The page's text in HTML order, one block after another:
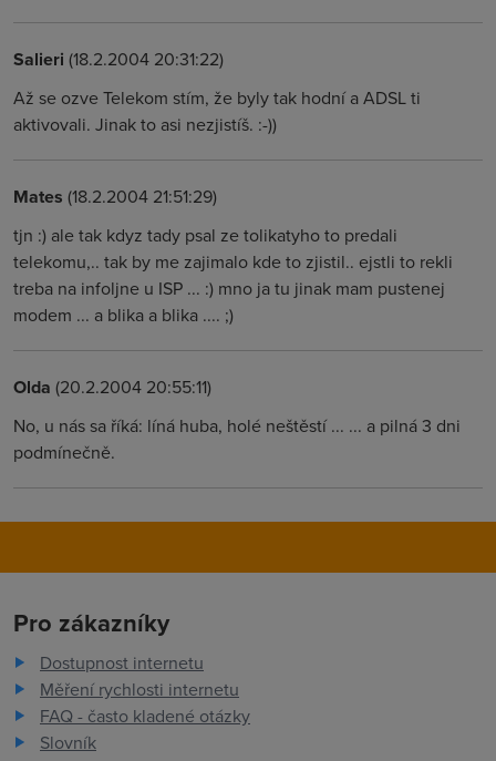
Salieri (18.2.2004 20:31:22)
Až se ozve Telekom stím, že byly tak hodní a ADSL ti
aktivovali. Jinak to asi nezjistíš. :-))
Mates (18.2.2004 21:51:29)
tjn :) ale tak kdyz tady psal ze tolikatyho to predali
telekomu,.. tak by me zajimalo kde to zjistil.. ejstli to rekli
treba na infoljne u ISP ... :) mno ja tu jinak mam pustenej
modem ... a blika a blika .... ;)
Olda (20.2.2004 20:55:11)
No, u nás sa říká: líná huba, holé neštěstí ... ... a pilná 3 dni
podmínečně.
Pro zákazníky
Dostupnost internetu
Měření rychlosti internetu
FAQ - často kladené otázky
Slovník